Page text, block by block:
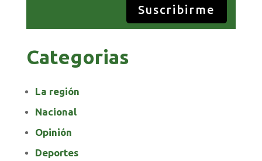
Suscribirme
Categorias
La región
Nacional
Opinión
Deportes